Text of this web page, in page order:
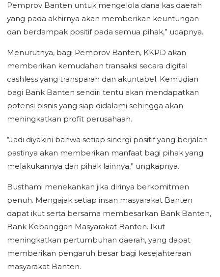
Pemprov Banten untuk mengelola dana kas daerah
yang pada akhirnya akan memberikan keuntungan
dan berdampak positif pada semua pihak,” ucapnya.
Menurutnya, bagi Pemprov Banten, KKPD akan
memberikan kemudahan transaksi secara digital
cashless yang transparan dan akuntabel. Kemudian
bagi Bank Banten sendiri tentu akan mendapatkan
potensi bisnis yang siap didalami sehingga akan
meningkatkan profit perusahaan.
“Jadi diyakini bahwa setiap sinergi positif yang berjalan
pastinya akan memberikan manfaat bagi pihak yang
melakukannya dan pihak lainnya,” ungkapnya.
Busthami menekankan jika dirinya berkomitmen
penuh. Mengajak setiap insan masyarakat Banten
dapat ikut serta bersama membesarkan Bank Banten,
Bank Kebanggan Masyarakat Banten. Ikut
meningkatkan pertumbuhan daerah, yang dapat
memberikan pengaruh besar bagi kesejahteraan
masyarakat Banten.